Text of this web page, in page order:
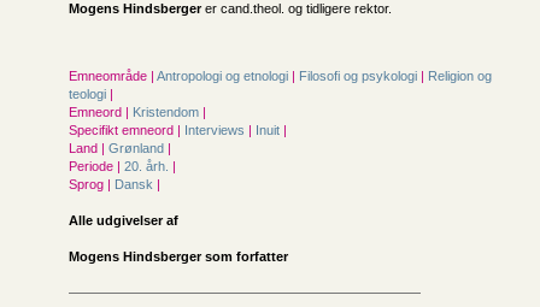
Mogens Hindsbergerer cand.theol. og tidligere rektor.
Emneområde | Antropologi og etnologi | Filosofi og psykologi | Religion og
teologi |
Emneord | Kristendom |
Specifikt emneord | Interviews | Inuit |
Land | Grønland |
Periode | 20. årh. |
Sprog | Dansk |
Alle udgivelser af
Mogens Hindsberger som forfatter